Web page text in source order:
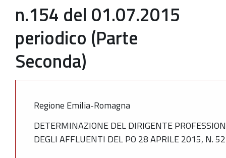
n.154 del 01.07.2015
periodico (Parte
Seconda)
Regione Emilia-Romagna
DETERMINAZIONE DEL DIRIGENTE
DEGLI AFFLUENTI DEL PO 28 APRILE 2015, N.